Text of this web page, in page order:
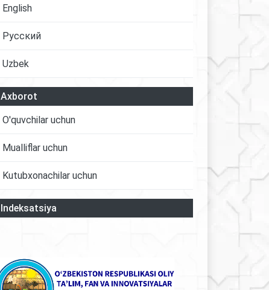
English
Русский
Uzbek
Axborot
O'quvchilar uchun
Mualliflar uchun
Kutubxonachilar uchun
Indeksatsiya